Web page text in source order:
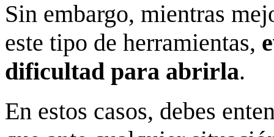
Sin embargo, mientras
este tipo de herramientas,
dificultad para abrirla.
En estos casos, debes